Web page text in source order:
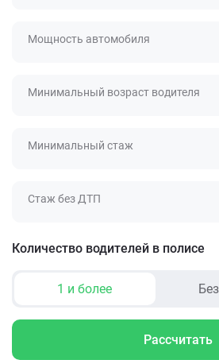
Мощность автомобиля
Минимальный возраст водителя
Минимальный стаж
Стаж без ДТП
Количество водителей в полисе
1 и более
Рассчитать